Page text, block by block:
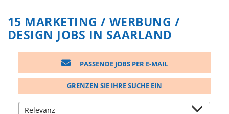
15 MARKETING / WERBUNG /
DESIGN JOBS IN SAARLAND
PASSENDE JOBS PER E-MAIL
GRENZEN SIE IHRE SUCHE EIN